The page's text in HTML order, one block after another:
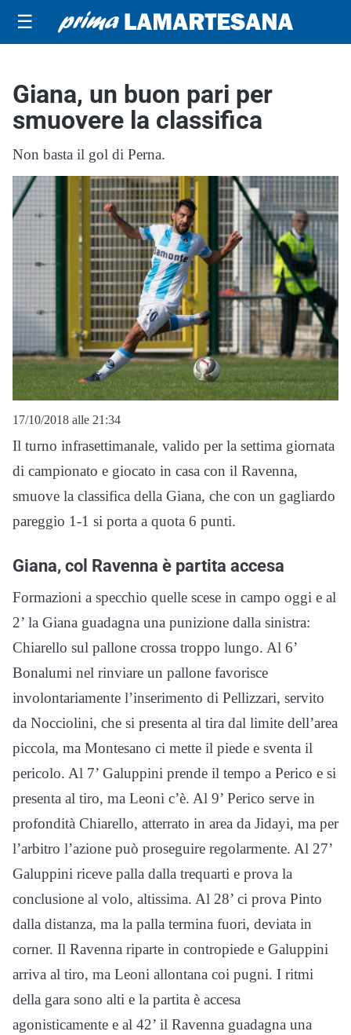
☰
Giana, un buon pari per
smuovere la classifica
Non basta il gol di Perna.
17/10/2018 alle 21:34
Il turno infrasettimanale, valido per la settima giornata
di campionato e giocato in casa con il Ravenna,
smuove la classifica della Giana, che con un gagliardo
pareggio 1-1 si porta a quota 6 punti.
Giana, col Ravenna è partita accesa
Formazioni a specchio quelle scese in campo oggi e al
2’ la Giana guadagna una punizione dalla sinistra:
Chiarello sul pallone crossa troppo lungo. Al 6’
Bonalumi nel rinviare un pallone favorisce
involontariamente l’inserimento di Pellizzari, servito
da Nocciolini, che si presenta al tira dal limite dell’area
piccola, ma Montesano ci mette il piede e sventa il
pericolo. Al 7’ Galuppini prende il tempo a Perico e si
presenta al tiro, ma Leoni c’è. Al 9’ Perico serve in
profondità Chiarello, atterrato in area da Jidayi, ma per
l’arbitro l’azione può proseguire regolarmente. Al 27’
Galuppini riceve palla dalla trequarti e prova la
conclusione al volo, altissima. Al 28’ ci prova Pinto
dalla distanza, ma la palla termina fuori, deviata in
corner. Il Ravenna riparte in contropiede e Galuppini
arriva al tiro, ma Leoni allontana coi pugni. I ritmi
della gara sono alti e la partita è accesa
agonisticamente e al 42’ il Ravenna guadagna una